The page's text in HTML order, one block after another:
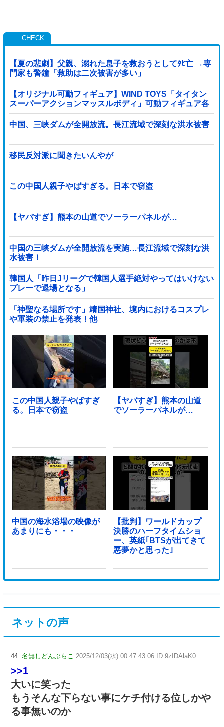
【夏の悲劇】父親、溺れた息子を救おうとしてﾀﾋ亡 →専
門家も警鐘「救助は二次被害が多い」
【オリジナル可動フィギュア】WIND TOYS「タイタン
スーパーアクションマッスルボディ」可動フィギュア各
種【予約開始】
中国、三峡ダムが全開放流。長江流域で深刻な洪水被害
移民反対派に聞きたいんやが
この中国人親子やばすぎる。日本で窃盗
【ヤバすぎ】熊本の山道でソーラーパネルが…
中国の三峡ダムが全開放流を実施…長江流域で深刻な洪
水被害！
韓国人「昨日Jリーグで韓国人選手絶対やってはいけない
プレーで退場となる」
「神聖なる場所です」靖国神社、境内におけるコスプレ
や軍装の禁止を発表！他
この中国人親子やばすぎ
る。日本で窃盗
【ヤバすぎ】熊本の山道
でソーラーパネルが…
中国の海水浴場の映像が
あまりにも・・・
【批判】ワールドカップ
決勝のハーフタイムショ
ー、英紙｢BTSが出てきて
悪夢かと思った｣
ネットの声
44: 名無しどんぶらこ 2025/12/03(水) 00:47:43.06 ID:9zIDAlaK0
>>1
大いに笑った
もうそんな下らない事にケチ付ける位しかや
る事無いのか